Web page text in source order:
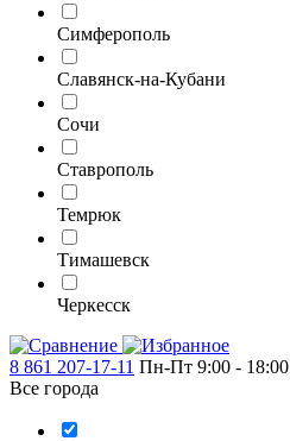
Симферополь
Славянск-на-Кубани
Сочи
Ставрополь
Темрюк
Тимашевск
Черкесск
8 861 207-17-11 Пн-Пт 9:00 - 18:00
Все города